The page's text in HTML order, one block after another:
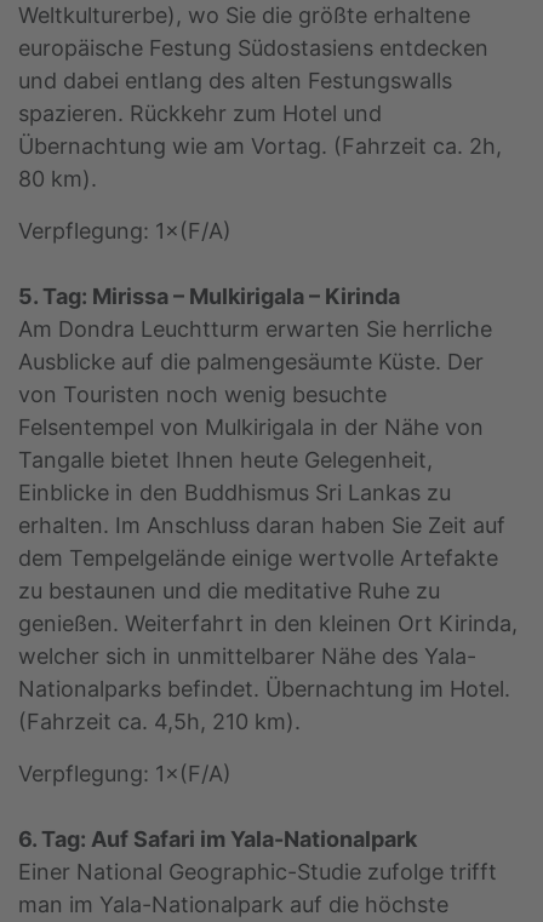
Weltkulturerbe), wo Sie die größte erhaltene
europäische Festung Südostasiens entdecken
und dabei entlang des alten Festungswalls
spazieren. Rückkehr zum Hotel und
Übernachtung wie am Vortag. (Fahrzeit ca. 2h,
80 km).
Verpflegung: 1×(F/A)
5. Tag: Mirissa – Mulkirigala – Kirinda
Am Dondra Leuchtturm erwarten Sie herrliche
Ausblicke auf die palmengesäumte Küste. Der
von Touristen noch wenig besuchte
Felsentempel von Mulkirigala in der Nähe von
Tangalle bietet Ihnen heute Gelegenheit,
Einblicke in den Buddhismus Sri Lankas zu
erhalten. Im Anschluss daran haben Sie Zeit auf
dem Tempelgelände einige wertvolle Artefakte
zu bestaunen und die meditative Ruhe zu
genießen. Weiterfahrt in den kleinen Ort Kirinda,
welcher sich in unmittelbarer Nähe des Yala-
Nationalparks befindet. Übernachtung im Hotel.
(Fahrzeit ca. 4,5h, 210 km).
Verpflegung: 1×(F/A)
6. Tag: Auf Safari im Yala-Nationalpark
Einer National Geographic-Studie zufolge trifft
man im Yala-Nationalpark auf die höchste